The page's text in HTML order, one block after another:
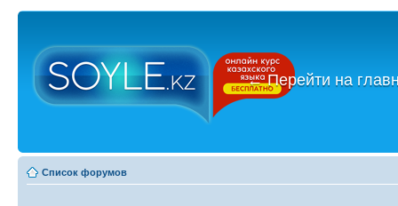
←Перейти на
Список форумов